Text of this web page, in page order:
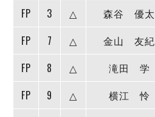
個人ランキング｜シュート成功率
メットライフ生命Ｆリー
試合日程・結果
マルバ水戸FC
Y．S．C．C．横浜
ヴィンセドール白山
リーグ統計データ
ハットトリック
担当審判員
FP
3 △
森谷 優太
FP
7 △
金山 友紀
FP
8 △
滝田 学
FP
9 △ 横江 怜